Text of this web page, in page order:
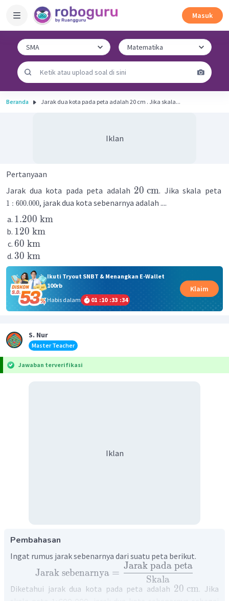
Masuk
Beranda Jarak dua kota pada peta adalah 20 cm . Jika skala...
Iklan
Pertanyaan
Jarak dua kota pada peta adalah 20 cm. Jika skala peta
1 : 600.000, jarak dua kota sebenarnya adalah ....
1.200 km
120 km
60 km
30 km
Ikuti Tryout SNBT & Menangkan E-Wallet
100rb
Habis dalam
01 :10 :33 :34
Klaim
S. Nur
Master Teacher
Jawaban terverifikasi
Iklan
Pembahasan
Ingat rumus jarak sebenarnya dari suatu peta berikut.
Jarak sebenarnya =
Skala
Jarak pada peta
Diketahui jarak dua kota pada peta adalah 20 cm. Jika